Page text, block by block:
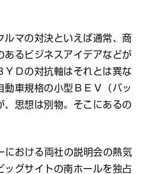
マの対決といえば通常、商
あるビジネスアイデアなどが
ＹＤの対抗軸はそれとは異な
動車規格の小型ＢＥＶ（バッ
、思想は別物。そこにあるの
おける両社の説明会の熱気
ッグサイトの南ホールを独占